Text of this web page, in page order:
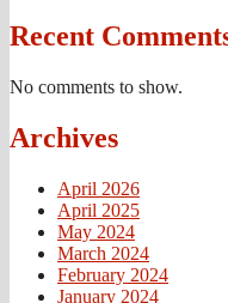
Recent
No comments to show.
Archives
April 2026
April 2025
May 2024
March 2024
February 2024
January 2024